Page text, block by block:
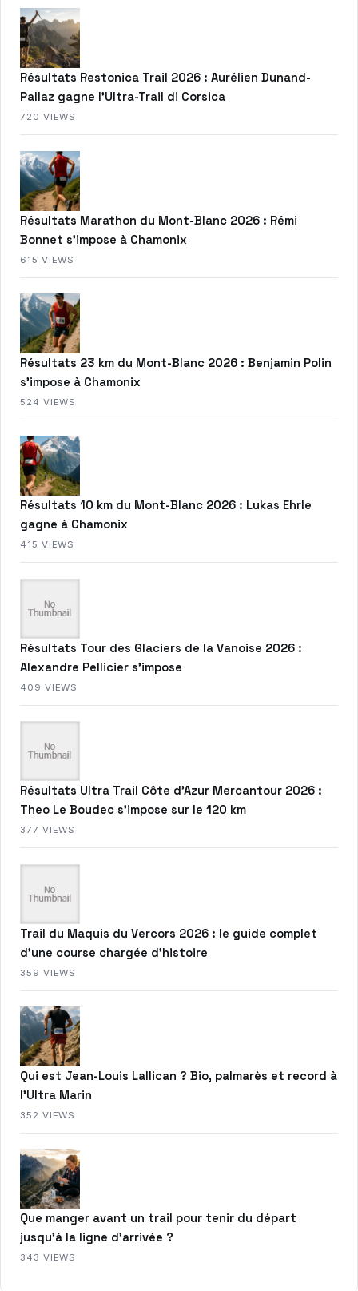
Résultats Restonica Trail 2026 : Aurélien Dunand-
Pallaz gagne l’Ultra-Trail di Corsica
720 VIEWS
Résultats Marathon du Mont-Blanc 2026 : Rémi
Bonnet s’impose à Chamonix
615 VIEWS
Résultats 23 km du Mont-Blanc 2026 : Benjamin Polin
s’impose à Chamonix
524 VIEWS
Résultats 10 km du Mont-Blanc 2026 : Lukas Ehrle
gagne à Chamonix
415 VIEWS
Résultats Tour des Glaciers de la Vanoise 2026 :
Alexandre Pellicier s’impose
409 VIEWS
Résultats Ultra Trail Côte d’Azur Mercantour 2026 :
Theo Le Boudec s’impose sur le 120 km
377 VIEWS
Trail du Maquis du Vercors 2026 : le guide complet
d’une course chargée d’histoire
359 VIEWS
Qui est Jean-Louis Lallican ? Bio, palmarès et record à
l’Ultra Marin
352 VIEWS
Que manger avant un trail pour tenir du départ
jusqu’à la ligne d’arrivée ?
343 VIEWS